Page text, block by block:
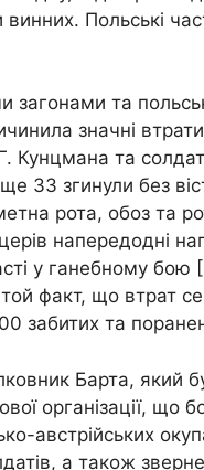
винних. Польські
загонами та
значні
та
33 згинули без
рота, обоз та
напередодні
у ганебному
факт, що втрат
забитих та
Барта, який
організації, що
австрійських
а також